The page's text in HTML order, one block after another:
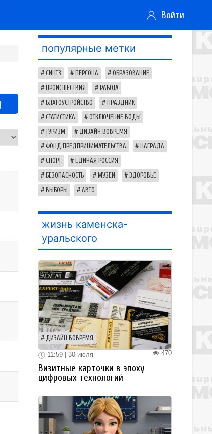
Войти
популярные метки
СИНТЗ ПЕРСОНА ОБРАЗОВАНИЕ
ПРОИСШЕСТВИЯ РАБОТА
БЛАГОУСТРОЙСТВО ПРАЗДНИК
СТАТИСТИКА ОТКЛЮЧЕНИЕ ВОДЫ
ТУРИЗМ ДИЗАЙН ВОВРЕМЯ
ФОНД ПРЕДПРИНИМАТЕЛЬСТВА НАГРАДА
СПОРТ ЕДИНАЯ РОССИЯ
БЕЗОПАСНОСТЬ МУЗЕЙ ЗДОРОВЬЕ
ВЫБОРЫ АВТО
жизнь каменска-
уральского
ДИЗАЙН ВОВРЕМЯ
470
11:59 | 30 июля
Визитные карточки в эпоху
цифровых технологий